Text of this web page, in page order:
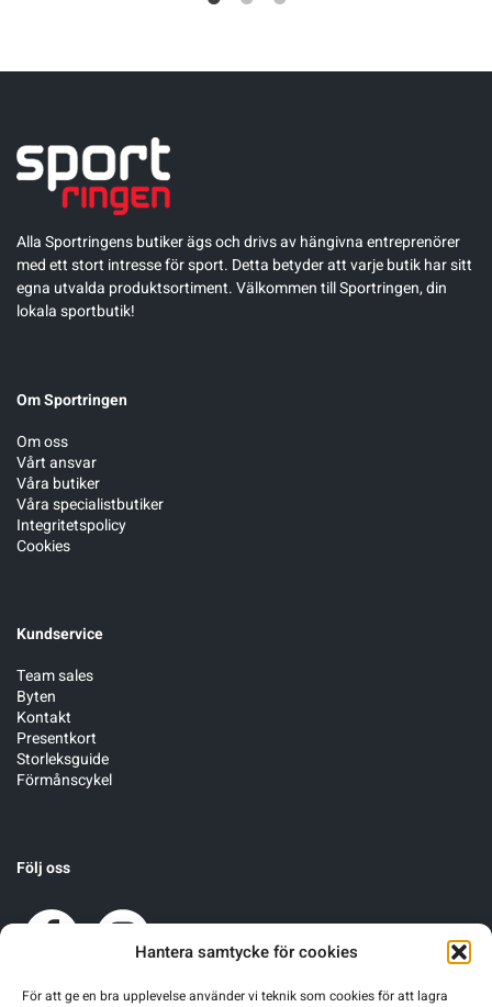
Hantera samtycke för cookies
För att ge en bra upplevelse använder vi teknik som cookies för att lagra
Alla Sportringens butiker ägs och drivs av hängivna entreprenörer
med ett stort intresse för sport. Detta betyder att varje butik har sitt
egna utvalda produktsortiment. Välkommen till Sportringen, din
lokala sportbutik!
Om Sportringen
Om oss
Vårt ansvar
Våra butiker
Våra specialistbutiker
Integritetspolicy
Cookies
Kundservice
Team sales
Byten
Kontakt
Presentkort
Storleksguide
Förmånscykel
Följ oss